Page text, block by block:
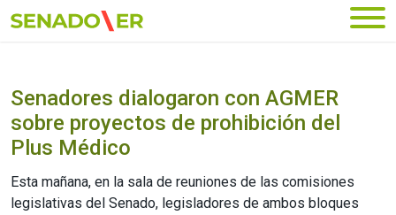
Ir al menú principal
Senadores dialogaron con AGMER
sobre proyectos de prohibición del
Plus Médico
Esta mañana, en la sala de reuniones de las comisiones
legislativas del Senado, legisladores de ambos bloques